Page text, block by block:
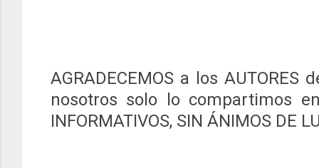
AGRADECEMOS a los AUTORES
nosotros solo lo compartimos
INFORMATIVOS, SIN ÁNIMOS DE